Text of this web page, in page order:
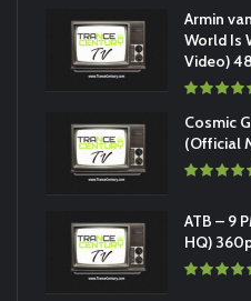
Armin
World Is
Video)
Cosmic
(Official
ATB – 9
HQ)